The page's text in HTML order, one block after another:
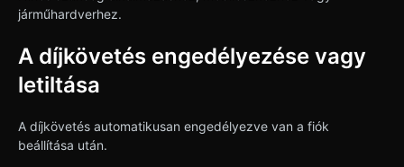
járműhardverhez.
A díjkövetés engedélyezése vagy
letiltása
A díjkövetés automatikusan engedélyezve van a fiók
beállítása után.